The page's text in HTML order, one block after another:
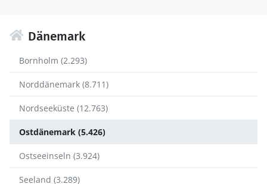
Dänemark
Bornholm (2.293)
Norddänemark (8.711)
Nordseeküste (12.763)
Ostdänemark (5.426)
Ostseeinseln (3.924)
Seeland (3.289)